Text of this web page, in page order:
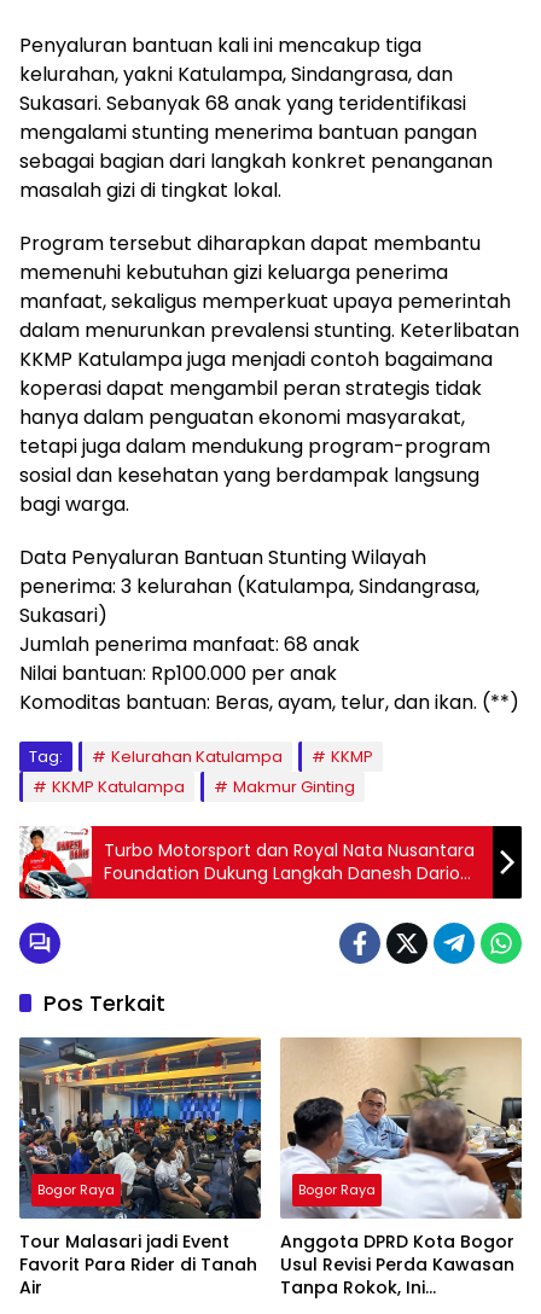
Penyaluran bantuan kali ini mencakup tiga
kelurahan, yakni Katulampa, Sindangrasa, dan
Sukasari. Sebanyak 68 anak yang teridentifikasi
mengalami stunting menerima bantuan pangan
sebagai bagian dari langkah konkret penanganan
masalah gizi di tingkat lokal.
Program tersebut diharapkan dapat membantu
memenuhi kebutuhan gizi keluarga penerima
manfaat, sekaligus memperkuat upaya pemerintah
dalam menurunkan prevalensi stunting. Keterlibatan
KKMP Katulampa juga menjadi contoh bagaimana
koperasi dapat mengambil peran strategis tidak
hanya dalam penguatan ekonomi masyarakat,
tetapi juga dalam mendukung program-program
sosial dan kesehatan yang berdampak langsung
bagi warga.
Data Penyaluran Bantuan Stunting Wilayah
penerima: 3 kelurahan (Katulampa, Sindangrasa,
Sukasari)
Jumlah penerima manfaat: 68 anak
Nilai bantuan: Rp100.000 per anak
Komoditas bantuan: Beras, ayam, telur, dan ikan. (**)
Tag: Kelurahan Katulampa
KKMP
KKMP Katulampa
Makmur Ginting
Turbo Motorsport dan Royal Nata Nusantara
Foundation Dukung Langkah Danesh Dario
Menuju Kejurnas Autokhana 2026
Pos Terkait
Bogor Raya
Tour Malasari jadi Event
Favorit Para Rider di Tanah
Air
Bogor Raya
Anggota DPRD Kota Bogor
Usul Revisi Perda Kawasan
Tanpa Rokok, Ini